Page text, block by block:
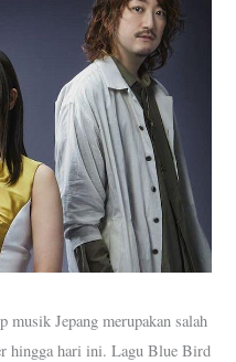
Jepang merupakan salah
hingga hari ini. Lagu Blue Bird